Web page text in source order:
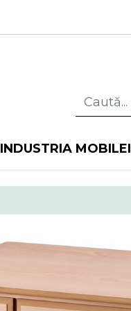
INDUSTRIA MOBILEI